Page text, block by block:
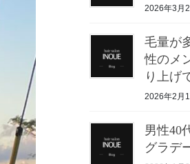
2026年3月
毛量が
性のメ
り上げ
2026年2月
男性
グラ